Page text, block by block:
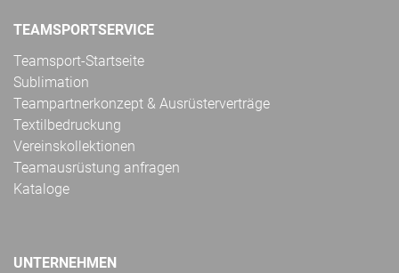
TEAMSPORTSERVICE
Teamsport-Startseite
Sublimation
Teampartnerkonzept & Ausrüsterverträge
Textilbedruckung
Vereinskollektionen
Teamausrüstung anfragen
Kataloge
UNTERNEHMEN